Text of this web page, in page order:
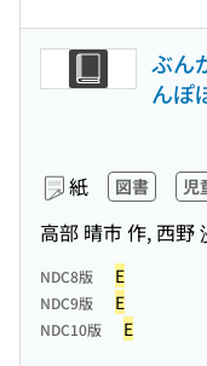
ぶん
んぽ
紙 図書 児
高部 晴市 作, 西野
NDC8版 E
NDC9版 E
NDC10版 E